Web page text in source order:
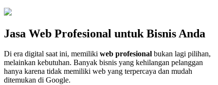
Jasa Web Profesional untuk Bisnis Anda
Di era digital saat ini, memiliki web profesional bukan lagi pilihan,
melainkan kebutuhan. Banyak bisnis yang kehilangan pelanggan
hanya karena tidak memiliki web yang terpercaya dan mudah
ditemukan di Google.